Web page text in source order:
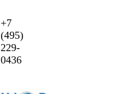
+7
(495)
229-
0436